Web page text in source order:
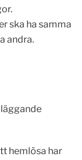
ska ha samma
andra.
hemlösa har